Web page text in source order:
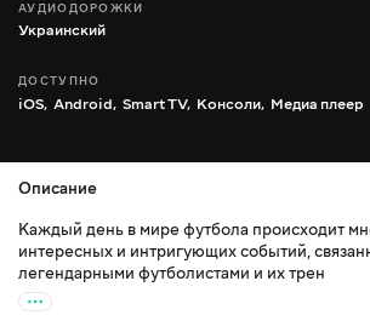
АУДИОДОРОЖКИ
Украинский
ДОСТУПНО
iOS, Android, Smart TV, Консоли, Медиа плеер
Описание
Каждый день в мире футбола происходит
интересных и интригующих событий,
легендарными футболистами и их трен